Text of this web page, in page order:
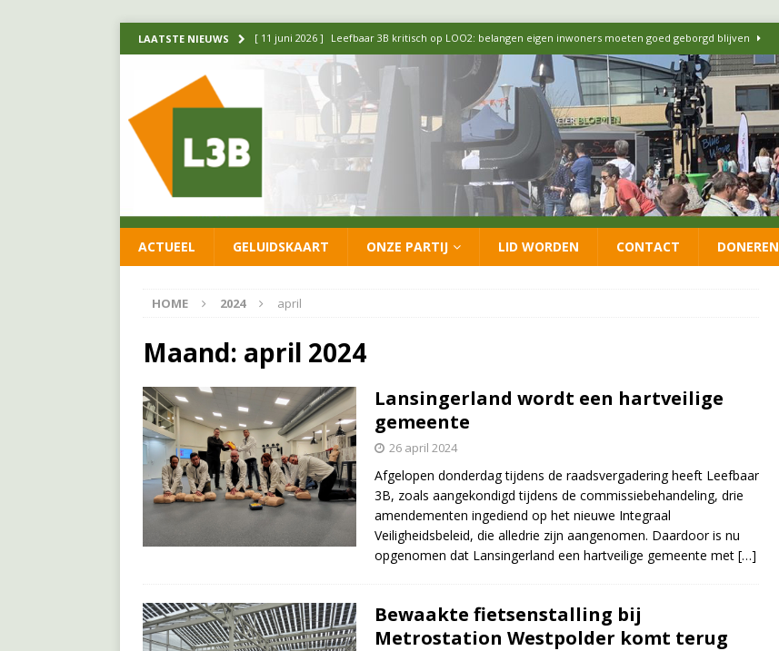
LAATSTE NIEUWS [ 11 juni 2026 ] Leefbaar 3B kritisch op LOO2: belangen eigen inwoners moeten goed geborgd blijven
[ 20 mei 2026 ] Leefbaar 3B ondersteunt oproep van lokale partijen uit heel Nederland: schaf het
luchtalarm niet af! FRACTIE
[ 14 mei 2026 ] Update over de formatie: vacature voor onafhankelijke wethouder Sociaal Domein
[ 26 juni 2026 ] Leefbaar 3B en CDA presenteren coalitieakkoord: ‘Groeien met behoud van karakter’
ACTUEEL GELUIDSKAART ONZE PARTIJ LID WORDEN CONTACT DONEREN
HOME 2024 april
Maand: april 2024
Lansingerland wordt een hartveilige
gemeente
26 april 2024
Afgelopen donderdag tijdens de raadsvergadering heeft Leefbaar
3B, zoals aangekondigd tijdens de commissiebehandeling, drie
amendementen ingediend op het nieuwe Integraal
Veiligheidsbeleid, die alledrie zijn aangenomen. Daardoor is nu
opgenomen dat Lansingerland een hartveilige gemeente met […]
Bewaakte fietsenstalling bij
Metrostation Westpolder komt terug